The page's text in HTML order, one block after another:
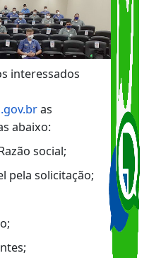
os interessados
abaixo:
Razão social;